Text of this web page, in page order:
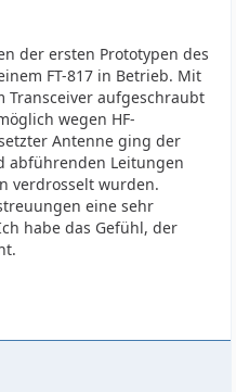
der ersten Prototypen des
FT-817 in Betrieb. Mit
Transceiver aufgeschraubt
wegen HF-
Antenne ging der
abführenden Leitungen
verdrosselt wurden.
eine sehr
habe das Gefühl, der